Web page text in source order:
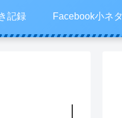
記録 Facebook小ネタ